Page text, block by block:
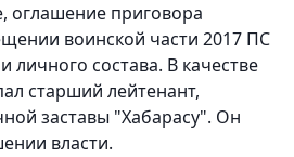
оглашение приговора
воинской части 2017 ПС
личного состава. В качестве
старший лейтенант,
заставы "Хабарасу". Он
власти.